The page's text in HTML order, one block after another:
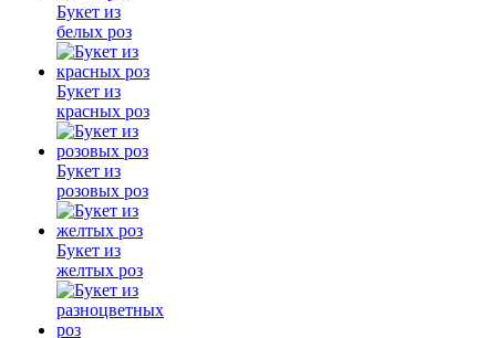
Букет из
белых роз
Букет из
красных роз
Букет из
розовых роз
Букет из
желтых роз